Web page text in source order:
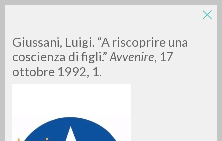
Giussani, Luigi. “A riscoprire una
coscienza di figli.” Avvenire, 17
ottobre 1992, 1.
DOCUMENTOS ENCONTRADOS